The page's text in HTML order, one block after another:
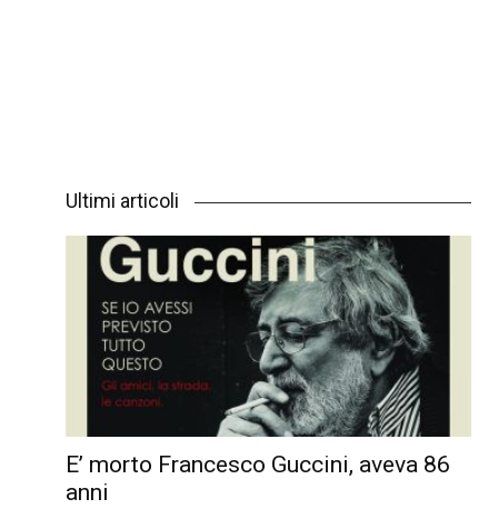
Ultimi articoli
E’ morto Francesco Guccini, aveva 86
anni